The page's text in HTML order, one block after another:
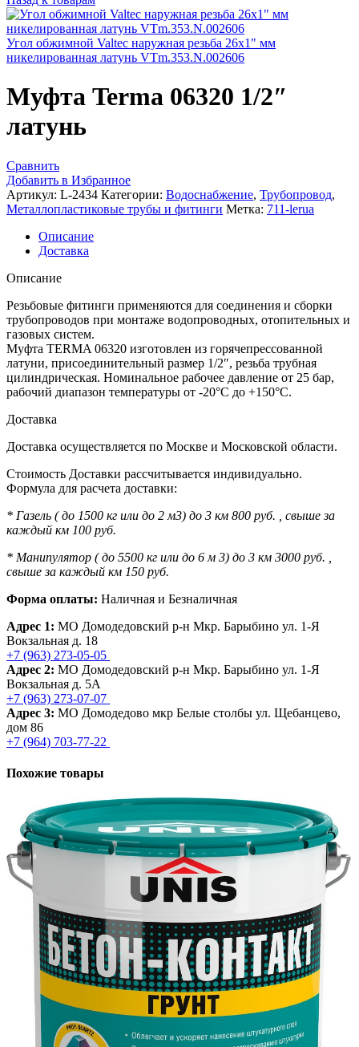
Угол обжимной Valtec наружная резьба 26x1" мм
никелированная латунь VTm.353.N.002606
Муфта Terma 06320 1/2″
латунь
Сравнить
Добавить в Избранное
Артикул: L-2434 Категории: Водоснабжение, Трубопровод,
Металлопластиковые трубы и фитинги Метка: 711-lerua
Описание
Доставка
Описание
Резьбовые фитинги применяются для соединения и сборки
трубопроводов при монтаже водопроводных, отопительных и
газовых систем.
Муфта TERMA 06320 изготовлен из горячепрессованной
латуни, присоединительный размер 1/2″, резьба трубная
цилиндрическая. Номинальное рабочее давление от 25 бар,
рабочий диапазон температуры от -20°C до +150°C.
Доставка
Доставка осуществляется по Москве и Московской области.
Стоимость Доставки рассчитывается индивидуально.
Формула для расчета доставки:
* Газель ( до 1500 кг или до 2 м3) до 3 км 800 руб. , свыше за
каждый км 100 руб.
* Манипулятор ( до 5500 кг или до 6 м 3) до 3 км 3000 руб. ,
свыше за каждый км 150 руб.
Форма оплаты: Наличная и Безналичная
Адрес 1: МО Домодедовский р-н Мкр. Барыбино ул. 1-Я
Вокзальная д. 18
+7 (963) 273-05-05
Адрес 2: МО Домодедовский р-н Мкр. Барыбино ул. 1-Я
Вокзальная д. 5А
+7 (963) 273-07-07
Адрес 3: МО Домодедово мкр Белые столбы ул. Щебанцево,
дом 86
+7 (964) 703-77-22
Похожие товары